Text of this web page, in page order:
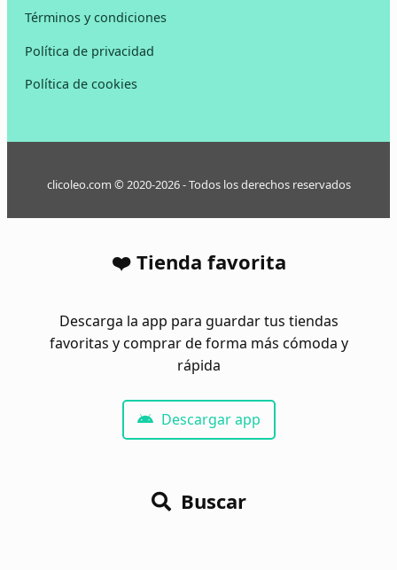
Términos y condiciones
Política de privacidad
Política de cookies
clicoleo.com © 2020-2026 - Todos los derechos reservados
❤️ Tienda favorita
Descarga la app para guardar tus tiendas
favoritas y comprar de forma más cómoda y
rápida
Descargar app
Buscar